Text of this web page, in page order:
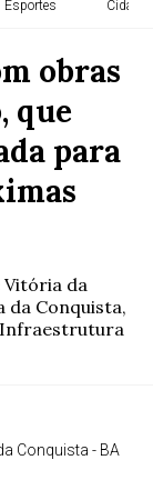
Esportes Cidades
obras
que
para
da
da Conquista,
Infraestrutura
Conquista - BA